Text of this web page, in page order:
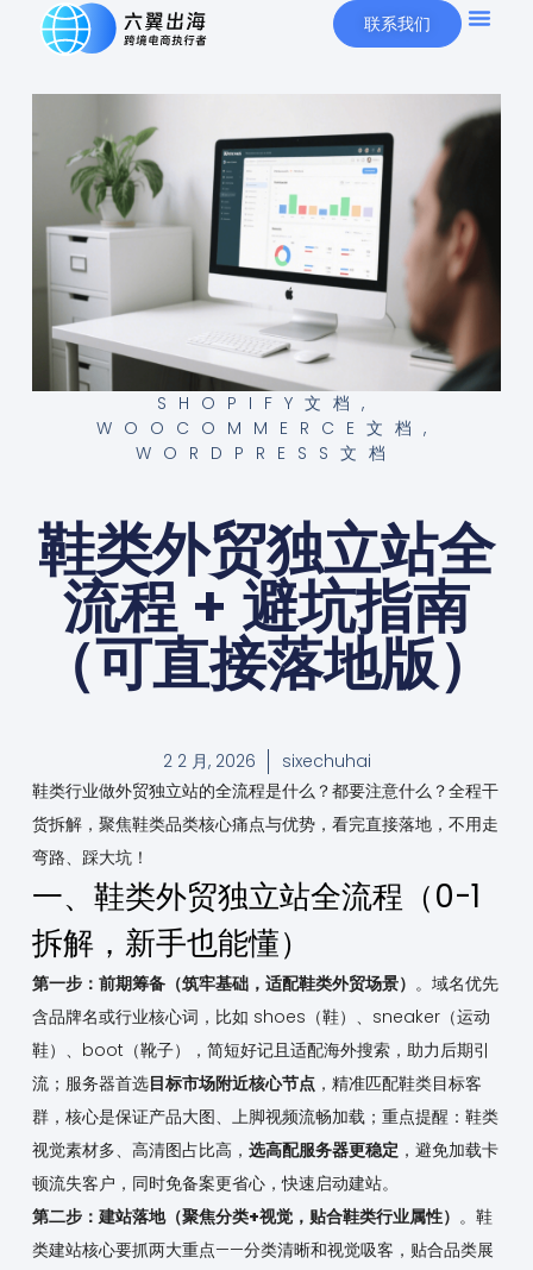
联系我们
SHOPIFY文档 ,
WOOCOMMERCE文档 ,
WORDPRESS文档
鞋类外贸独立站全
流程 + 避坑指南
（可直接落地版）
2 2 月, 2026
sixechuhai
鞋类行业做外贸独立站的全流程是什么？都要注意什么？全程干
货拆解，聚焦鞋类品类核心痛点与优势，看完直接落地，不用走
弯路、踩大坑！
一、鞋类外贸独立站全流程（0-1
拆解，新手也能懂）
第一步：前期筹备（筑牢基础，适配鞋类外贸场景） 。域名优先
含品牌名或行业核心词，比如 shoes（鞋）、sneaker（运动
鞋）、boot（靴子），简短好记且适配海外搜索，助力后期引
流；服务器首选目标市场附近核心节点，精准匹配鞋类目标客
群，核心是保证产品大图、上脚视频流畅加载；重点提醒：鞋类
视觉素材多、高清图占比高， 选高配服务器更稳定，避免加载卡
顿流失客户，同时免备案更省心，快速启动建站。
第二步：建站落地（聚焦分类+视觉，贴合鞋类行业属性） 。鞋
类建站核心要抓两大重点——分类清晰和视觉吸客，贴合品类展